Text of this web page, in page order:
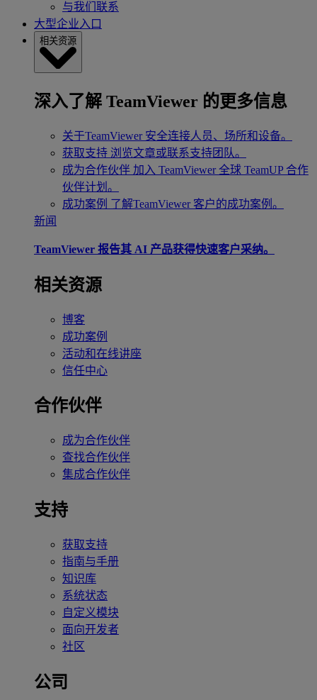
与我们联系
大型企业入口
相关资源
深入了解 TeamViewer 的更多信息
关于TeamViewer 安全连接人员、场所和设备。
获取支持 浏览文章或联系支持团队。
成为合作伙伴 加入 TeamViewer 全球 TeamUP 合作
伙伴计划。
成功案例 了解TeamViewer 客户的成功案例。
新闻
TeamViewer 报告其 AI 产品获得快速客户采纳。
相关资源
博客
成功案例
活动和在线讲座
信任中心
合作伙伴
成为合作伙伴
查找合作伙伴
集成合作伙伴
支持
获取支持
指南与手册
知识库
系统状态
自定义模块
面向开发者
社区
公司